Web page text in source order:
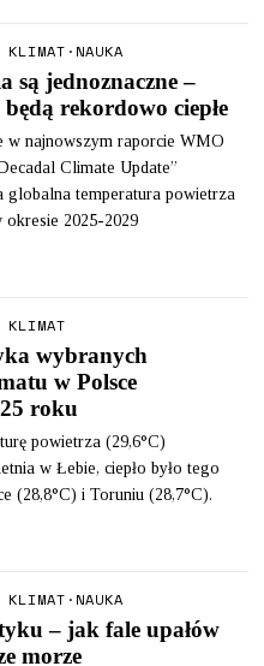
KLIMAT · NAUKA
są jednoznaczne –
rekordowo ciepłe
w najnowszym raporcie WMO
Climate Update”
globalna temperatura powietrza
2025-2029
KLIMAT
wybranych
w Polsce
roku
powietrza (29,6°C)
w Łebie, ciepło było tego
(28,8°C) i Toruniu (28,7°C).
KLIMAT · NAUKA
– jak fale upałów
morze